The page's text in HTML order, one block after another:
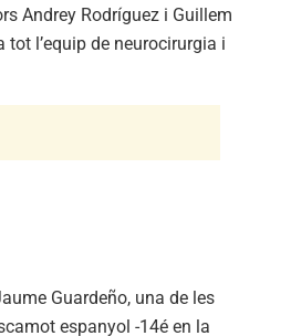
Andrey Rodríguez i Guillem
tot l’equip de neurocirurgia i
Guardeño, una de les
espanyol -14é en la